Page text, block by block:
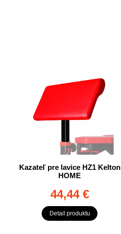
Kazateľ pre lavice HZ1 Kelton
HOME
44,44 €
Detail produktu